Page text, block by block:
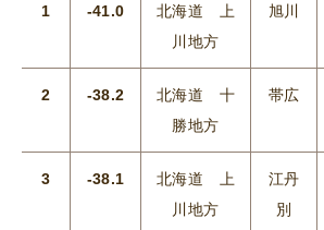
1 -41.0
北海道 上
川地方
旭川
2 -38.2
北海道 十
勝地方
帯広
3 -38.1
北海道 上
川地方
江丹
別